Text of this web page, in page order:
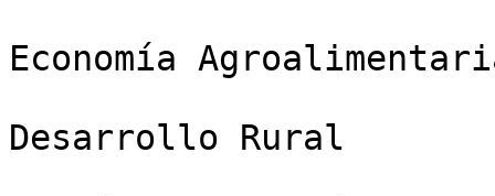
Economía
Desarrollo Rural